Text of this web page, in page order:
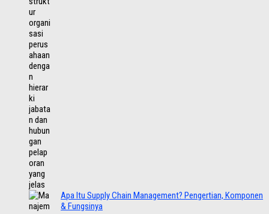
Apa Itu Supply Chain Management? Pengertian, Komponen
& Fungsinya